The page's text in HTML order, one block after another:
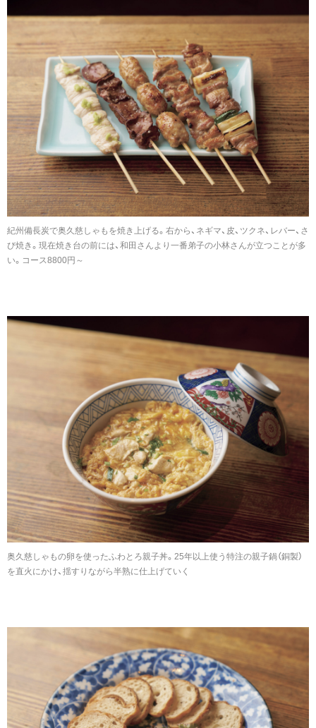
紀州備長炭で奥久慈しゃもを焼き上げる。右から、ネギマ、皮、ツクネ、レバー、さ
び焼き。現在焼き台の前には、和田さんより一番弟子の小林さんが立つことが多
い。コース8800円～
奥久慈しゃもの卵を使ったふわとろ親子丼。25年以上使う特注の親子鍋（銅製）
を直火にかけ、揺すりながら半熟に仕上げていく